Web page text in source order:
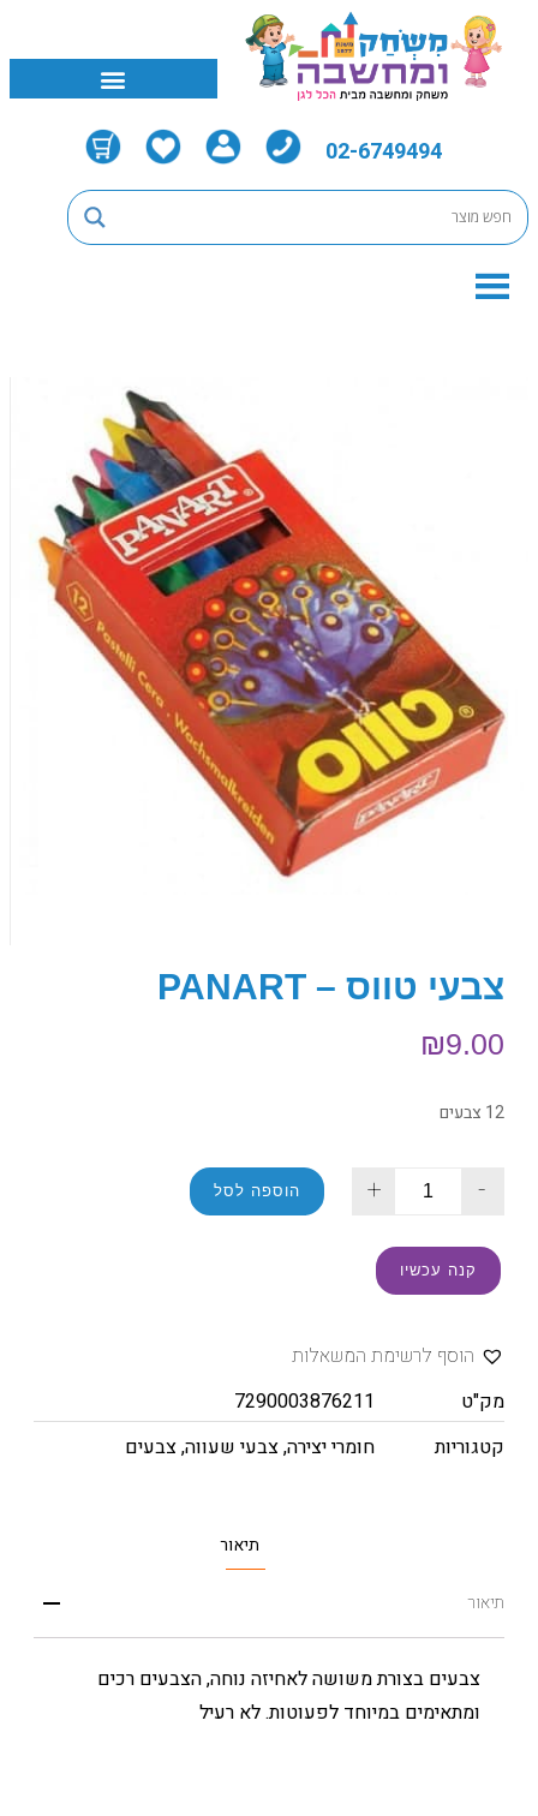
02-6749494
צבעי טווס – PANART
₪9.00
12 צבעים
-
+ הוספה לסל
קנה עכשיו
הוסף לרשימת המשאלות
מק"ט
7290003876211
קטגוריות
חומרי יצירה,צבעי שעווה,צבעים
תיאור
תיאור
צבעים בצורת משושה לאחיזה נוחה, הצבעים רכים
ומתאימים במיוחד לפעוטות. לא רעיל